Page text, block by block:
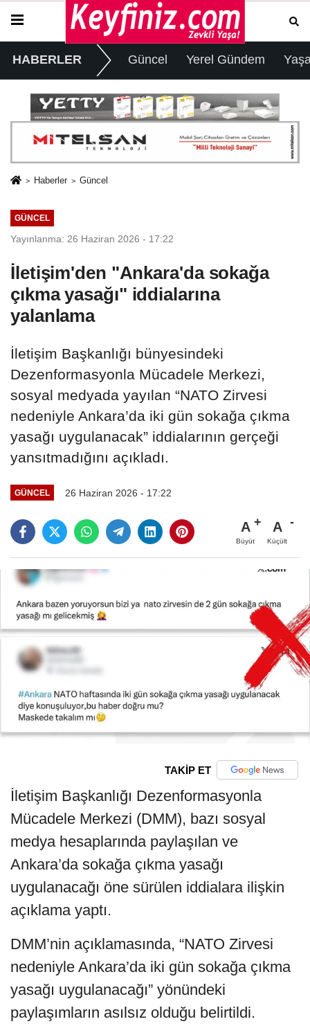
HABERLER Güncel Yerel Gündem
Haberler Güncel
GÜNCEL
Yayınlanma: 26 Haziran 2026 - 17:22
İletişim'den "Ankara'da sokağa
çıkma yasağı" iddialarına
yalanlama
İletişim Başkanlığı bünyesindeki
Dezenformasyonla Mücadele Merkezi,
sosyal medyada yayılan “NATO Zirvesi
nedeniyle Ankara’da iki gün sokağa çıkma
yasağı uygulanacak” iddialarının gerçeği
yansıtmadığını açıkladı.
GÜNCEL 26 Haziran 2026 - 17:22
A
Büyüt
A
Küçült
TAKİP ET
İletişim Başkanlığı Dezenformasyonla
Mücadele Merkezi (DMM), bazı sosyal
medya hesaplarında paylaşılan ve
Ankara’da sokağa çıkma yasağı
uygulanacağı öne sürülen iddialara ilişkin
açıklama yaptı.
DMM’nin açıklamasında, “NATO Zirvesi
nedeniyle Ankara’da iki gün sokağa çıkma
yasağı uygulanacağı” yönündeki
paylaşımların asılsız olduğu belirtildi.